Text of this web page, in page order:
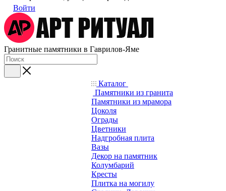
Войти
Гранитные памятники в Гаврилов-Яме
Каталог
Памятники из гранита
Памятники из мрамора
Цоколя
Ограды
Цветники
Надгробная плита
Вазы
Декор на памятник
Колумбарий
Кресты
Плитка на могилу